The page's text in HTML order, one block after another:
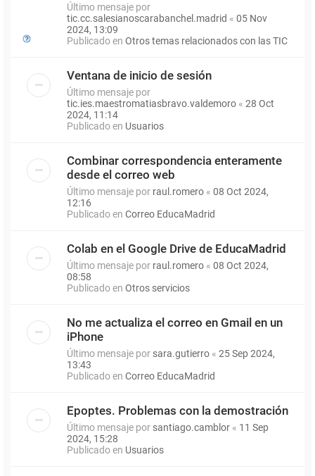
Último mensaje por
tic.cc.salesianoscarabanchel.madrid « 05 Nov
2024, 13:09
Publicado en Otros temas relacionados con las TIC
Ventana de inicio de sesión
Último mensaje por
tic.ies.maestromatiasbravo.valdemoro « 28 Oct
2024, 11:14
Publicado en Usuarios
Combinar correspondencia enteramente
desde el correo web
Último mensaje por raul.romero « 08 Oct 2024,
12:16
Publicado en Correo EducaMadrid
Colab en el Google Drive de EducaMadrid
Último mensaje por raul.romero « 08 Oct 2024,
08:58
Publicado en Otros servicios
No me actualiza el correo en Gmail en un
iPhone
Último mensaje por sara.gutierro « 25 Sep 2024,
13:43
Publicado en Correo EducaMadrid
Epoptes. Problemas con la demostración
Último mensaje por santiago.camblor « 11 Sep
2024, 15:28
Publicado en Usuarios